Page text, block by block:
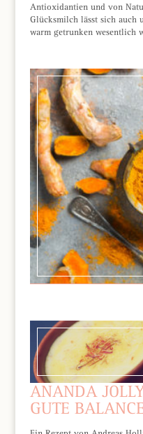
Antioxidantien und von
Glücksmilch lässt sich auch
warm getrunken wesentlich
ANANDA
GUTE